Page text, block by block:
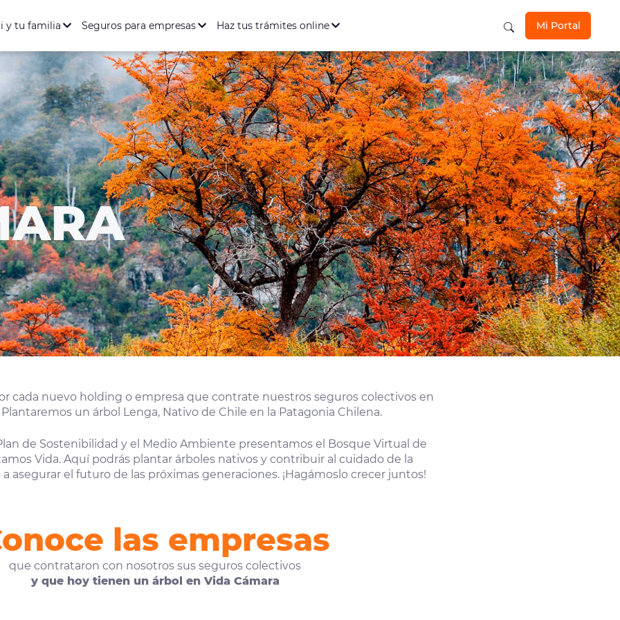
y tu familia Seguros para empresas Haz tus trámites online Mi Portal
los seguros aquí
cada nuevo holding o empresa que contrate nuestros seguros colectivos en
un árbol Lenga, Nativo de Chile en la Patagonia Chilena.
de Sostenibilidad y el Medio Ambiente presentamos el Bosque Virtual de
Vida. Aquí podrás plantar árboles nativos y contribuir al cuidado de la
asegurar el futuro de las próximas generaciones. ¡Hagámoslo crecer juntos!
las empresas
que contrataron con nosotros sus seguros colectivos
y que hoy tienen un árbol en Vida Cámara